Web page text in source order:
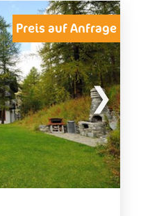
Kühlschrank mit
Gaszentralheizung,
und Keller
sind auch für
geeignet.Wir
eigenen Rasen
Sie einekleine
Esel und Ponys,
zur Freude der
Preis auf Anfrage